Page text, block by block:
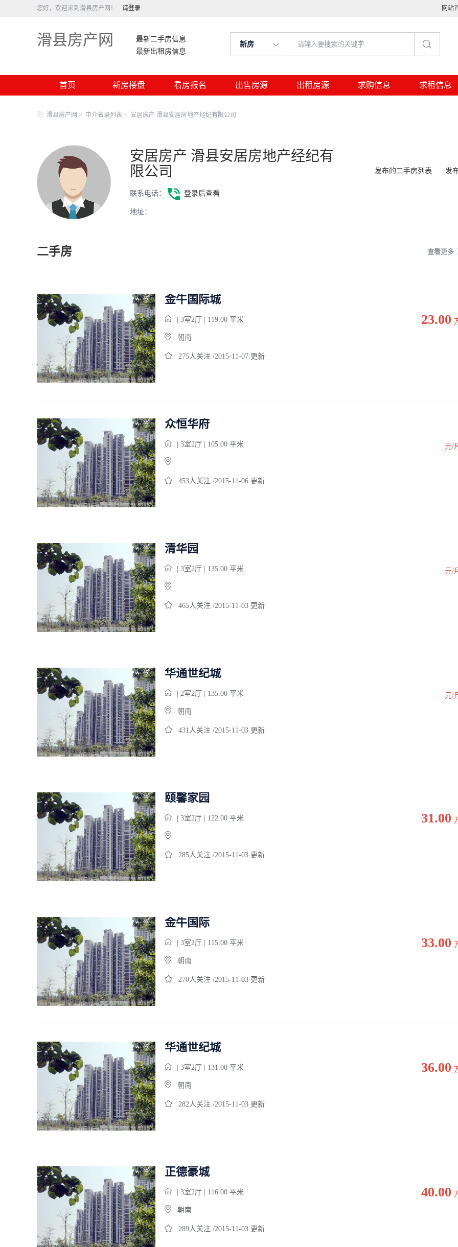
您好，欢迎来到滑县房产网！ 请登录 网站
滑县房产网
最新二手房信息
最新出租房信息
新房
首页 新房楼盘 看房报名 出售房源 出租房源 求购信息 求租信息
滑县房产网 > 中介名录列表 > 安居房产 滑县安居房地产经纪有限公司
安居房产 滑县安居房地产经纪有
限公司
联系电话： 登录后查看
地址：
发布的二手房列表 发
二手房 查看更多
金牛国际城
| 3室2厅 | 119.00 平米
朝南
275人关注 /2015-11-07 更新
23.00
众恒华府
| 3室2厅 | 105.00 平米
453人关注 /2015-11-06 更新
元/
清华园
| 3室2厅 | 135.00 平米
465人关注 /2015-11-03 更新
元/
华通世纪城
| 2室2厅 | 135.00 平米
朝南
431人关注 /2015-11-03 更新
元/
颐馨家园
| 3室2厅 | 122.00 平米
285人关注 /2015-11-03 更新
31.00
金牛国际
| 3室2厅 | 115.00 平米
朝南
270人关注 /2015-11-03 更新
33.00
华通世纪城
| 3室2厅 | 131.00 平米
朝南
282人关注 /2015-11-03 更新
36.00
正德豪城
| 3室2厅 | 116.00 平米
朝南
289人关注 /2015-11-03 更新
40.00